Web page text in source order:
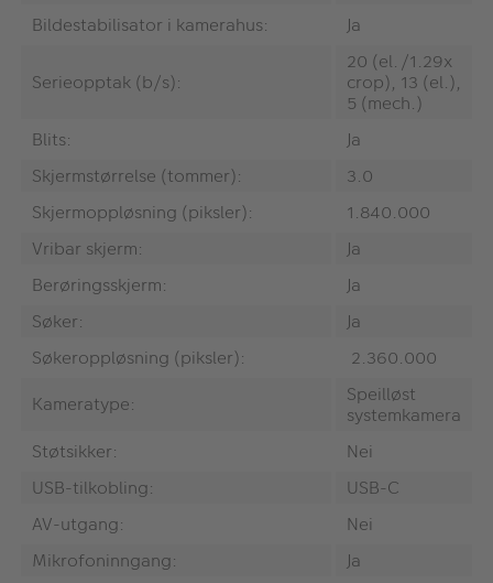
Bildestabilisator i kamerahus:
Ja
Serieopptak (b/s):
20 (el./1.29x
crop), 13 (el.),
5 (mech.)
Blits:
Ja
Skjermstørrelse (tommer):
3.0
Skjermoppløsning (piksler):
1.840.000
Vribar skjerm:
Ja
Berøringsskjerm:
Ja
Søker:
Ja
Søkeroppløsning (piksler):
2.360.000
Kameratype:
Speilløst
systemkamera
Støtsikker:
Nei
USB-tilkobling:
USB-C
AV-utgang:
Nei
Mikrofoninngang:
Ja